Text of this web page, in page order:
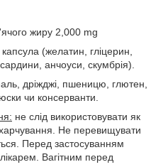
жиру 2,000 mg
(желатин, гліцерин,
анчоуси, скумбрія).
дріжджі, пшеницю, глютен,
чи консерванти.
не слід використовувати як
Не перевищувати
Перед застосуванням
Вагітним перед